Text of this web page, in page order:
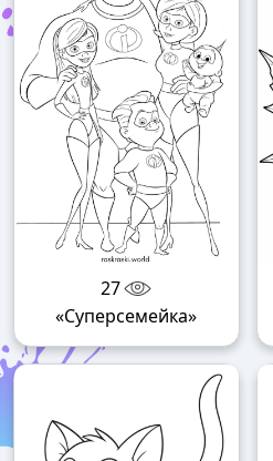
27
«Суперсемейка»